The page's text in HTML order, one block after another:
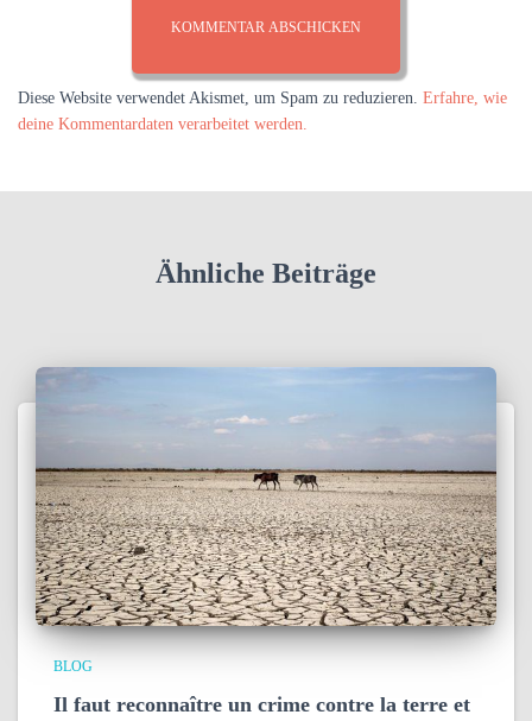
Diese Website verwendet Akismet, um Spam zu reduzieren. Erfahre, wie
deine Kommentardaten verarbeitet werden.
Ähnliche Beiträge
BLOG
Il faut reconnaître un crime contre la terre et